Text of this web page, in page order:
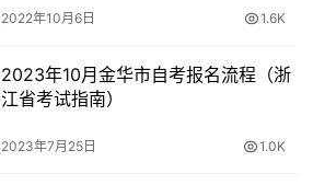
2022年10月6日 1.6K
2023年10月金华市自考报名流程（浙
江省考试指南）
2023年7月25日 1.0K